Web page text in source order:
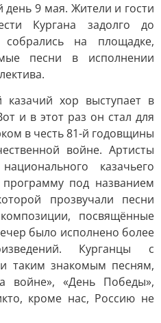
9 мая. Жители и гости
Кургана задолго до
на площадке,
песни в исполнении
казачий хор выступает в
и в этот раз он стал для
в честь 81-й годовщины
войне. Артисты
казачьего
программу под названием
прозвучали песни
посвящённые
было исполнено более
Курганцы с
таким знакомым песням,
«День Победы»,
кроме нас, Россию не